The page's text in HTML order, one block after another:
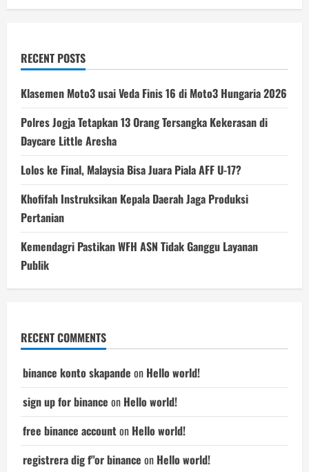
RECENT POSTS
Klasemen Moto3 usai Veda Finis 16 di Moto3 Hungaria 2026
Polres Jogja Tetapkan 13 Orang Tersangka Kekerasan di
Daycare Little Aresha
Lolos ke Final, Malaysia Bisa Juara Piala AFF U-17?
Khofifah Instruksikan Kepala Daerah Jaga Produksi
Pertanian
Kemendagri Pastikan WFH ASN Tidak Ganggu Layanan
Publik
RECENT COMMENTS
binance konto skapande on Hello world!
sign up for binance on Hello world!
free binance accounton Hello world!
registrera dig f"or binance on Hello world!